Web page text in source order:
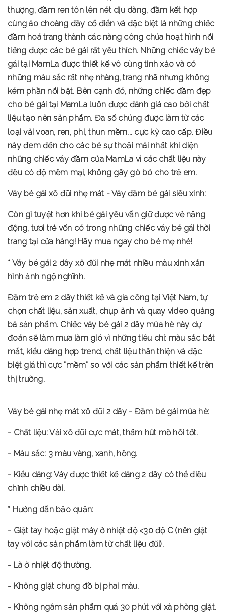
thượng, đầm ren tôn lên nét dịu dàng, đầm kết hợp
cùng áo choàng đầy cổ điển và đặc biệt là những chiếc
đầm hoá trang thành các nàng công chúa hoạt hình nổi
tiếng được các bé gái rất yêu thích. Những chiếc váy bé
gái tại MamLa được thiết kế vô cùng tinh xảo và có
những màu sắc rất nhẹ nhàng, trang nhã nhưng không
kém phần nổi bật. Bên cạnh đó, những chiếc đầm đẹp
cho bé gái tại MamLa luôn được đánh giá cao bởi chất
liệu tạo nên sản phẩm. Đa số chúng được làm từ các
loại vải voan, ren, phi, thun mềm... cực kỳ cao cấp. Điều
này đem đến cho các bé sự thoải mái nhất khi diện
những chiếc váy đầm của MamLa vì các chất liệu này
đều có độ mềm mại, không gây gò bó cho trẻ em.
Váy bé gái xô đũi nhẹ mát - Váy đầm bé gái siêu xinh:
Còn gì tuyệt hơn khi bé gái yêu vẫn giữ được vẻ năng
động, tươi trẻ vốn có trong những chiếc váy bé gái thời
trang tại cửa hàng! Hãy mua ngay cho bé mẹ nhé!
* Váy bé gái 2 dây xô đũi nhẹ mát nhiều màu xinh xắn
hình ảnh ngộ nghĩnh.
Đầm trẻ em 2 dây thiết kế và gia công tại Việt Nam, tự
chọn chất liệu, sản xuất, chụp ảnh và quay video quảng
bá sản phẩm. Chiếc váy bé gái 2 dây mùa hè này dự
đoán sẽ làm mưa làm gió vì những tiêu chí: màu sắc bắt
mắt, kiểu dáng hợp trend, chất liệu thân thiện và đặc
biệt giá thì cực "mềm" so với các sản phẩm thiết kế trên
thị trường.
Váy bé gái nhẹ mát xô đũi 2 dây - Đầm bé gái mùa hè:
- Chất liệu: Vải xô đũi cực mát, thấm hút mồ hôi tốt.
- Màu sắc: 3 màu vàng, xanh, hồng.
- Kiểu dáng: Váy được thiết kế dáng 2 dây có thể điều
chỉnh chiều dài.
* Hướng dẫn bảo quản:
- Giặt tay hoặc giặt máy ở nhiệt độ <30 độ C (nên giặt
tay với các sản phẩm làm từ chất liệu đũi).
- Là ở nhiệt độ thường.
- Không giặt chung đồ bị phai màu.
- Không ngâm sản phẩm quá 30 phút với xà phòng giặt.